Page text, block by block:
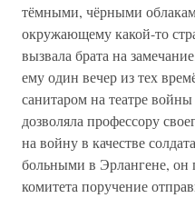
тёмными, чёрными
окружающему какой-то
вызвала брата на
ему один вечер из тех
санитаром на театре
дозволяла профессору
на войну в качестве
больными в Эрлангене, он
комитета поручение